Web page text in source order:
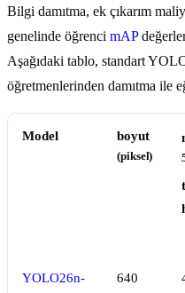
Bilgi damıtma, ek çıkarım
genelinde öğrenci mAP
Aşağıdaki tablo, standart
öğretmenlerinden damıtma ile
Model boyut
(piksel)
YOLO26n-
640